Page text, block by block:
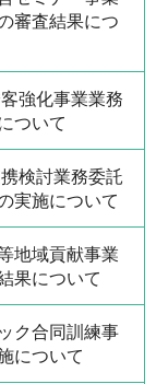
審査結果につ
強化事業業務
ついて
検討業務委託
実施について
地域貢献事業
果について
ク合同訓練事
について